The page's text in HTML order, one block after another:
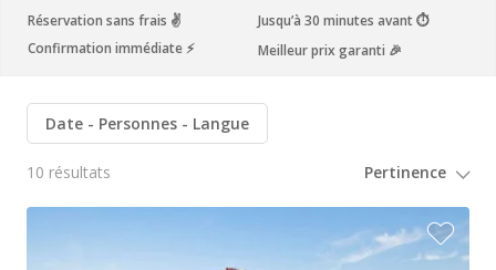
Visite chateau & dégustation vin Sauternes
Château Chasse Spleen
Réservation sans frais ✌️
Jusqu’à 30 minutes avant ⏱
Confirmation immédiate ⚡️
Meilleur prix garanti 🎉
Date Personnes Langue
10 résultats